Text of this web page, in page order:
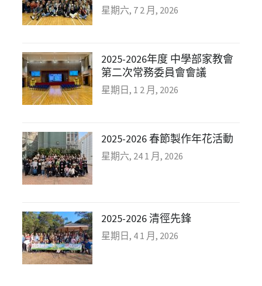
星期六, 7 2 月, 2026
2025-2026年度 中學部家教會
第二次常務委員會會議
星期日, 1 2 月, 2026
2025-2026 春節製作年花活動
星期六, 24 1 月, 2026
2025-2026 清徑先鋒
星期日, 4 1 月, 2026